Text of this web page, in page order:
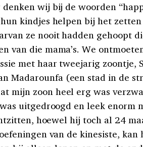
wij bij de woorden
kindjes helpen bij het
ze nooit hadden gehoopt
van die mama’s. We
met haar tweejarig zoontje,
Madarounfa (een stad in de
mijn zoon heel erg was
uitgedroogd en leek enorm
hoewel hij toch al 24
van de kinesiste, kan